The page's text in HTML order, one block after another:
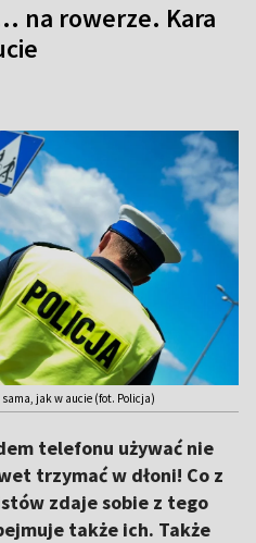
na rowerze. Kara
jak w aucie (fot. Policja)
telefonu używać nie
trzymać w dłoni! Co z
zdaje sobie z tego
także ich. Także